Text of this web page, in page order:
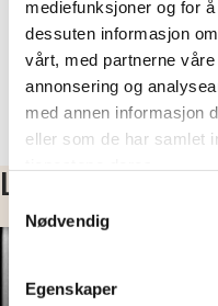
mediefunksjoner og for
dessuten informasjon
vårt, med partnerne
annonsering og
med annen informasjon
eller som de har samlet
Samtykkevalg
Nødvendig
Egenskaper
Les mer…